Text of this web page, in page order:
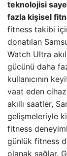
teknolojisi
fazla kişisel
fitness takibi
donatılan
Watch Ultra
gücünü daha
kullanıcının
vaat eden
akıllı saatler,
gelişmeleriyle
fitness
günlük fitness
olanak sağlar.